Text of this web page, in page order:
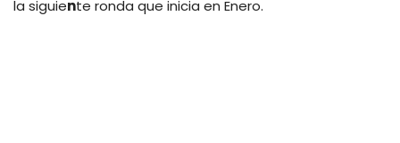
la siguiente ronda que inicia en Enero.